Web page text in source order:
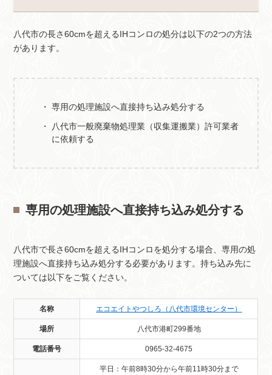
八代市の長さ60cmを超えるIHコンロの処分は以下の2つの方法
があります。
専用の処理施設へ直接持ち込み処分する
八代市一般廃棄物処理業（収集運搬業）許可業者
に依頼する
専用の処理施設へ直接持ち込み処分する
八代市で長さ60cmを超えるIHコンロを処分する場合、専用の処
理施設へ直接持ち込み処分する必要があります。持ち込み先に
ついては以下をご覧ください。
名称 エコエイトやつしろ（八代市環境センター）
場所 八代市港町299番地
電話番号 0965-32-4675
平日：午前8時30分から午前11時30分まで